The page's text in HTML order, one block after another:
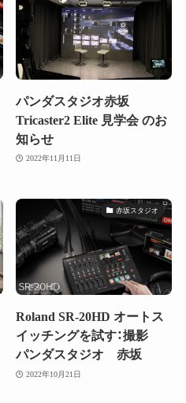
パンダスタジオ赤坂
Tricaster2 Elite 見学会 のお
知らせ
2022年11月11日
赤坂スタジオ
Roland SR-20HD オートス
イッチングを試す：撮影
パンダスタジオ 赤坂
2022年10月21日